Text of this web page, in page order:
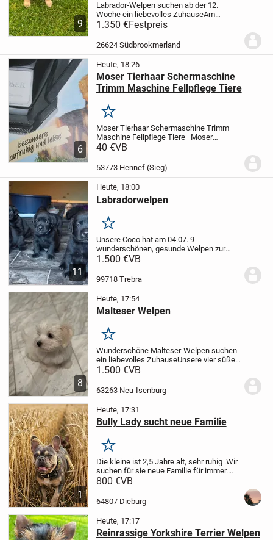
9
Labrador-Welpen suchen ab der 12.
Woche ein liebevolles ZuhauseAm
23.06.2026 hat unsere Labrador-Hündin 8
gesunde Welpen zur Welt gebracht – 4
Mädchen und 4 Rüden.Die Welpen
1.350 €Festpreis
26624 Südbrookmerland
6
Heute, 18:26
Moser Tierhaar Schermaschine
Trimm Maschine Fellpflege Tiere
Merken
Moser Tierhaar Schermaschine Trimm
Maschine Fellpflege Tiere
Moser
Tierhaar Schermaschine Trimm
funktionstüchtigem Gebrauchszustand
Form Ausführung und...
40 €VB
53773 Hennef (Sieg)
11
Heute, 18:00
Labradorwelpen
Merken
Unsere Coco hat am 04.07. 9
wunderschönen, gesunde Welpen zur
Welt gebracht. Es suchen noch 2
ihre ❤️ Menschen.
75% Labrador und 25%...
1.500 €VB
99718 Trebra
8
Heute, 17:54
Malteser Welpen
Merken
Wunderschöne Malteser-Welpen suchen
ein liebevolles ZuhauseUnsere vier süßen
Malteser-Welpen (alles Rüden) suchen
wurden am 15.05.2026 geboren und
wachsen bei uns...
1.500 €VB
63263 Neu-Isenburg
1
Heute, 17:31
Bully Lady sucht neue Familie
Merken
Die kleine ist 2,5 Jahre alt, sehr ruhig .Wir
suchen für sie neue Familie für immer.
Die ist kastriert, aber gesund komplett.
800 €VB
64807 Dieburg
Heute, 17:17
Reinrassige Yorkshire Terrier Welpen